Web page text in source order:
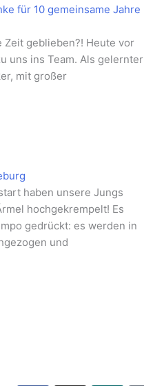
für 10 gemeinsame Jahre
Zeit geblieben?! Heute vor
uns ins Team. Als gelernter
mit großer
haben unsere Jungs
hochgekrempelt! Es
gedrückt: es werden in
und